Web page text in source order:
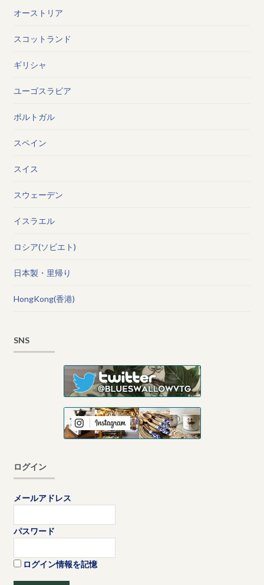
オーストリア
スコットランド
ギリシャ
ユーゴスラビア
ポルトガル
スペイン
スイス
スウェーデン
イスラエル
ロシア(ソビエト)
日本製・里帰り
HongKong(香港)
SNS
ログイン
メールアドレス
パスワード
ログイン情報を記憶